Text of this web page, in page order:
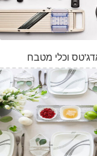
וכלי מטבח